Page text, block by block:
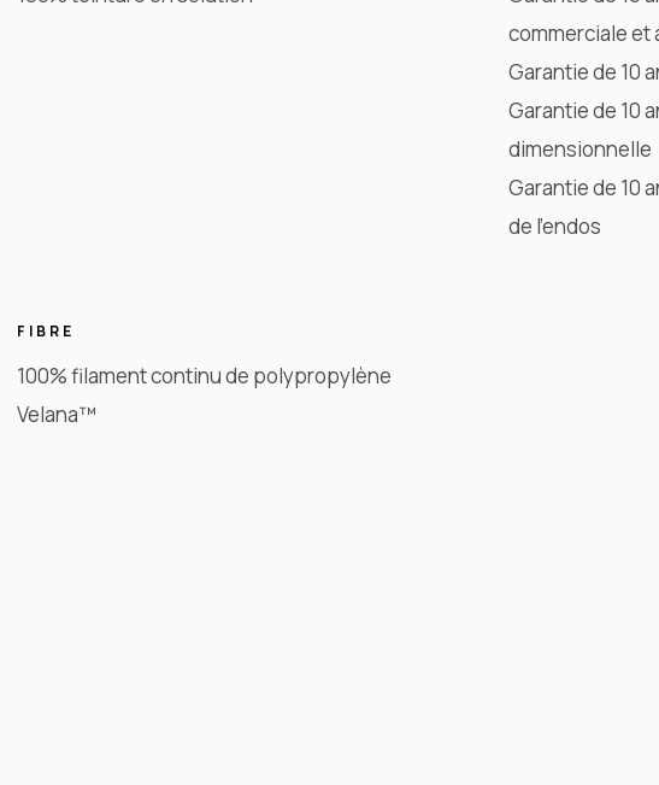
commerciale et
Garantie de 10
Garantie de 10
dimensionnelle
Garantie de 10
de l'endos
FIBRE
100% filament continu de polypropylène
Velana™